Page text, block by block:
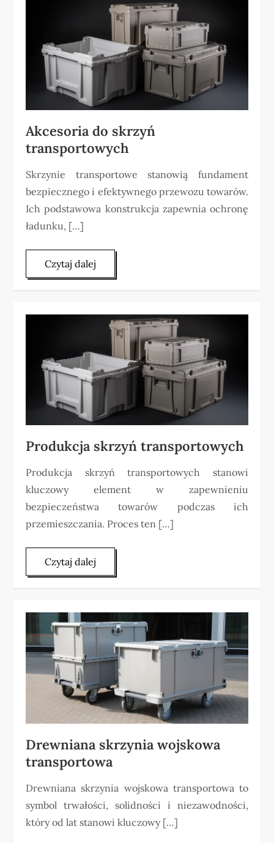
Akcesoria do skrzyń
transportowych
Skrzynie transportowe stanowią fundament
bezpiecznego i efektywnego przewozu towarów.
Ich podstawowa konstrukcja zapewnia ochronę
ładunku, […]
Czytaj dalej
Produkcja skrzyń transportowych
Produkcja skrzyń transportowych stanowi
kluczowy element w zapewnieniu
bezpieczeństwa towarów podczas ich
przemieszczania. Proces ten […]
Czytaj dalej
Drewniana skrzynia wojskowa
transportowa
Drewniana skrzynia wojskowa transportowa to
symbol trwałości, solidności i niezawodności,
który od lat stanowi kluczowy […]